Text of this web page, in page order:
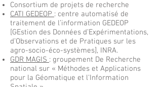
Consortium de projets de recherche
CATI GEDEOP : centre automatisé de
traitement de l’information GEDEOP
[GEstion des Données d’Expérimentations,
d’Observations et de Pratiques sur les
agro-socio-éco-systèmes], INRA.
GDR MAGIS : groupement De Recherche
national sur « Méthodes et Applications
pour la Géomatique et l'Information